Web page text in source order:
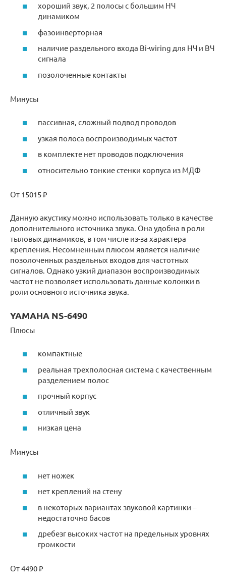
хороший звук, 2 полосы с большим НЧ
динамиком
фазоинверторная
наличие раздельного входа Bi-wiring для НЧ и ВЧ
сигнала
позолоченные контакты
Минусы
пассивная, сложный подвод проводов
узкая полоса воспроизводимых частот
в комплекте нет проводов подключения
относительно тонкие стенки корпуса из МДФ
От 15015 ₽
Данную акустику можно использовать только в качестве
дополнительного источника звука. Она удобна в роли
тыловых динамиков, в том числе из-за характера
крепления. Несомненным плюсом является наличие
позолоченных раздельных входов для частотных
сигналов. Однако узкий диапазон воспроизводимых
частот не позволяет использовать данные колонки в
роли основного источника звука.
YAMAHA NS-6490
Плюсы
компактные
реальная трехполосная система с качественным
разделением полос
прочный корпус
отличный звук
низкая цена
Минусы
нет ножек
нет креплений на стену
в некоторых вариантах звуковой картинки –
недостаточно басов
дребезг высоких частот на предельных уровнях
громкости
От 4490 ₽